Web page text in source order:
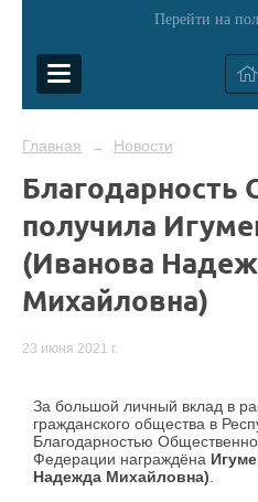
Перейти на
Главная → Новости
получила
(Иванова
Михайловна)
23 июня 2021 г.
За большой личный вклад в
гражданского общества в
Благодарностью
Федерации награждёна
Надежда Михайловна)